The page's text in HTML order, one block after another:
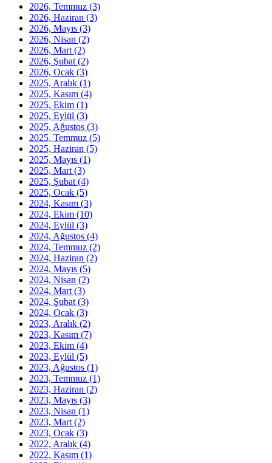
2026, Temmuz (3)
2026, Haziran (3)
2026, Mayıs (3)
2026, Nisan (2)
2026, Mart (2)
2026, Şubat (2)
2026, Ocak (3)
2025, Aralık (1)
2025, Kasım (4)
2025, Ekim (1)
2025, Eylül (3)
2025, Ağustos (3)
2025, Temmuz (5)
2025, Haziran (5)
2025, Mayıs (1)
2025, Mart (3)
2025, Şubat (4)
2025, Ocak (5)
2024, Kasım (3)
2024, Ekim (10)
2024, Eylül (3)
2024, Ağustos (4)
2024, Temmuz (2)
2024, Haziran (2)
2024, Mayıs (5)
2024, Nisan (2)
2024, Mart (3)
2024, Şubat (3)
2024, Ocak (3)
2023, Aralık (2)
2023, Kasım (7)
2023, Ekim (4)
2023, Eylül (5)
2023, Ağustos (1)
2023, Temmuz (1)
2023, Haziran (2)
2023, Mayıs (3)
2023, Nisan (1)
2023, Mart (2)
2023, Ocak (3)
2022, Aralık (4)
2022, Kasım (1)